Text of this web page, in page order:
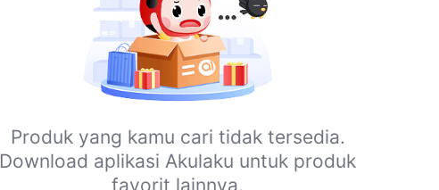
Produk yang kamu cari tidak tersedia.
Download aplikasi Akulaku untuk produk
favorit lainnya.